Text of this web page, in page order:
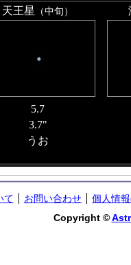
天王星 （中旬）
5.7
3.7"
うお
て お問い合わせ
個人情
Copyright ©